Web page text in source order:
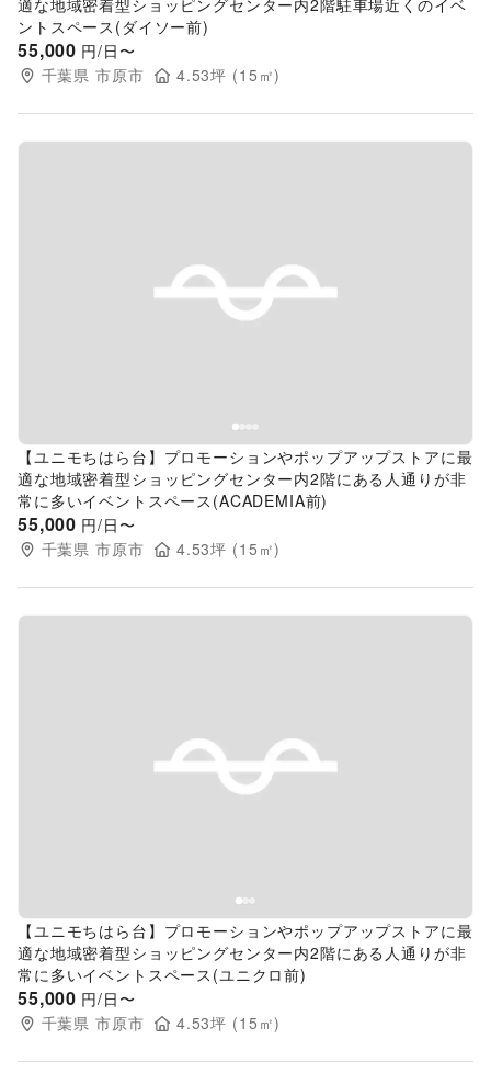
適な地域密着型ショッピングセンター内2階駐車場近くのイベ
ントスペース(ダイソー前)
55,000 円/日〜
千葉県 市原市 4.53坪 (15 ㎡)
Previous slide
【ユニモちはら台】プロモーションやポップアップストアに最
適な地域密着型ショッピングセンター内2階にある人通りが非
常に多いイベントスペース(ACADEMIA前)
55,000 円/日〜
千葉県 市原市 4.53坪 (15 ㎡)
Previous slide
【ユニモちはら台】プロモーションやポップアップストアに最
適な地域密着型ショッピングセンター内2階にある人通りが非
常に多いイベントスペース(ユニクロ前)
55,000 円/日〜
千葉県 市原市 4.53坪 (15 ㎡)